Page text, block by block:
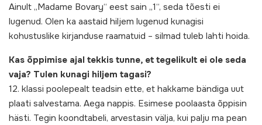
Ainult „Madame Bovary“ eest sain „1“, seda tõesti ei
lugenud. Olen ka aastaid hiljem lugenud kunagisi
kohustuslike kirjanduse raamatuid – silmad tuleb lahti hoida.
Kas õppimise ajal tekkis tunne, et tegelikult ei ole seda
vaja? Tulen kunagi hiljem tagasi?
12. klassi poolepealt teadsin ette, et hakkame bändiga uut
plaati salvestama. Aega nappis. Esimese poolaasta õppisin
hästi. Tegin koondtabeli, arvestasin välja, kui palju ma pean